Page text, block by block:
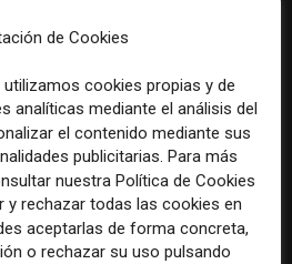
Doce lecciones de Oxford
para las redacciones: menos
retórica sobre innovación y
más método periodístico
de Cookies
cookies propias y de
analíticas mediante el análisis del
el contenido mediante sus
publicitarias. Para más
nuestra Política de Cookies
y rechazar todas las cookies en
aceptarlas de forma concreta,
o rechazar su uso pulsando